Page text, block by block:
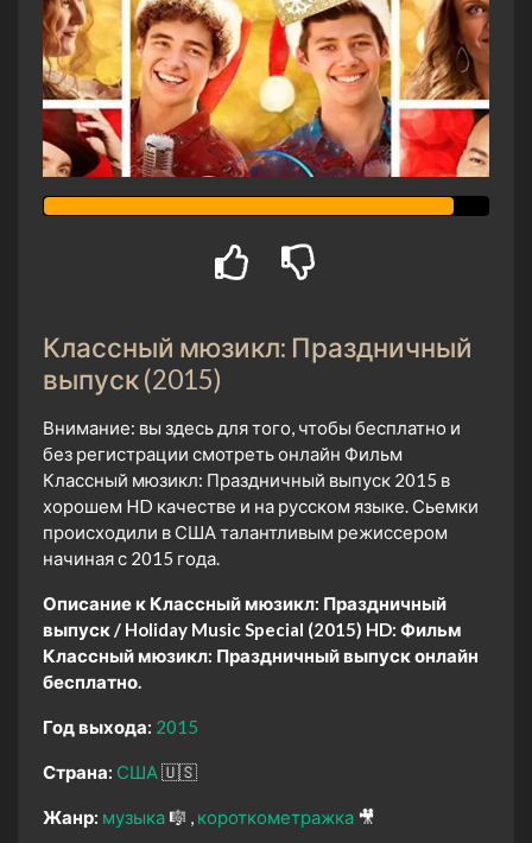
Классный мюзикл: Праздничный
выпуск (2015)
Внимание: вы здесь для того, чтобы бесплатно и
без регистрации смотреть онлайн Фильм
Классный мюзикл: Праздничный выпуск 2015 в
хорошем HD качестве и на русском языке. Сьемки
происходили в США талантливым режиссером
начиная с 2015 года.
Описание к Классный мюзикл: Праздничный
выпуск / Holiday Music Special (2015) HD: Фильм
Классный мюзикл: Праздничный выпуск онлайн
бесплатно.
Год выхода: 2015
Страна: США🇺🇸
Жанр: музыка 🎼 короткометражка 🎥